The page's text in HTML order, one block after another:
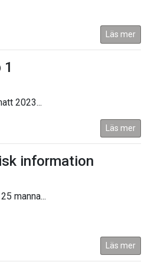
Läs mer
2023...
Läs mer
information
manna...
Läs mer